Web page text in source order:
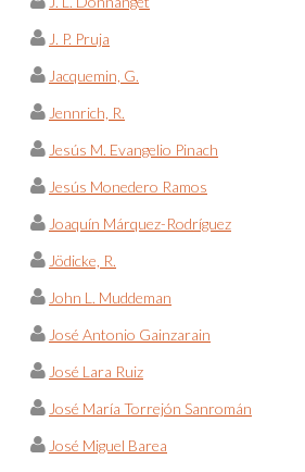
J. P. Pruja
Jacquemin, G.
Jennrich, R.
Jesús M. Evangelio Pinach
Jesús Monedero Ramos
Joaquín Márquez-Rodríguez
Jödicke, R.
John L. Muddeman
José Antonio Gainzarain
José Lara Ruiz
José María Torrejón Sanromán
José Miguel Barea